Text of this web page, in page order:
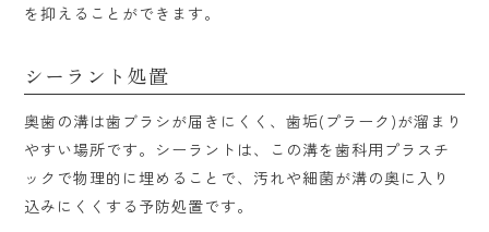
を抑えることができます。
シーラント処置
奥歯の溝は歯ブラシが届きにくく、歯垢(プラーク)が溜まり
やすい場所です。シーラントは、この溝を歯科用プラスチ
ックで物理的に埋めることで、汚れや細菌が溝の奥に入り
込みにくくする予防処置です。